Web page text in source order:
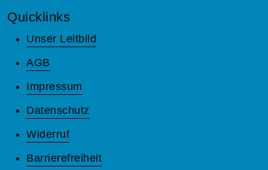
Quicklinks
Unser Leitbild
AGB
Impressum
Datenschutz
Widerruf
Barrierefreiheit